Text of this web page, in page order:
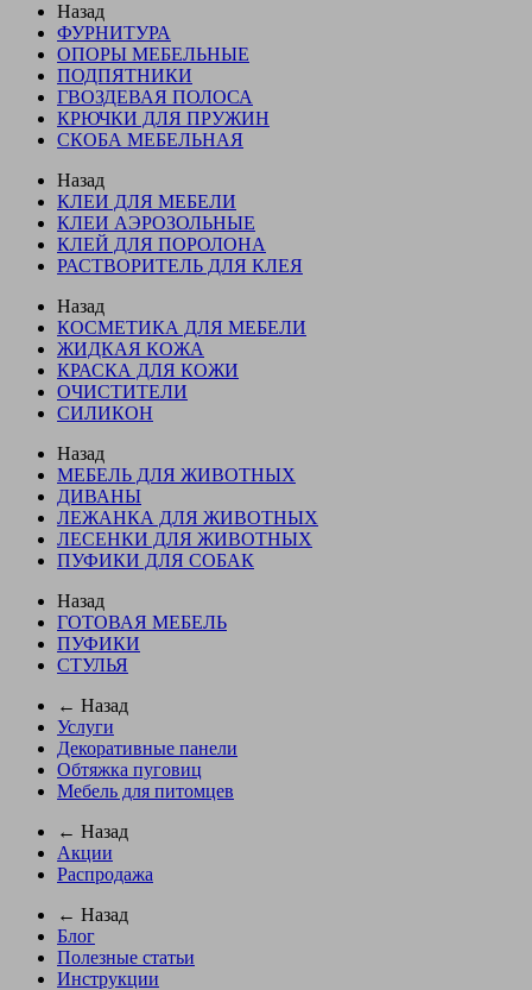
Назад
ФУРНИТУРА
ОПОРЫ МЕБЕЛЬНЫЕ
ПОДПЯТНИКИ
ГВОЗДЕВАЯ ПОЛОСА
КРЮЧКИ ДЛЯ ПРУЖИН
СКОБА МЕБЕЛЬНАЯ
Назад
КЛЕИ ДЛЯ МЕБЕЛИ
КЛЕИ АЭРОЗОЛЬНЫЕ
КЛЕЙ ДЛЯ ПОРОЛОНА
РАСТВОРИТЕЛЬ ДЛЯ КЛЕЯ
Назад
КОСМЕТИКА ДЛЯ МЕБЕЛИ
ЖИДКАЯ КОЖА
КРАСКА ДЛЯ КОЖИ
ОЧИСТИТЕЛИ
СИЛИКОН
Назад
МЕБЕЛЬ ДЛЯ ЖИВОТНЫХ
ДИВАНЫ
ЛЕЖАНКА ДЛЯ ЖИВОТНЫХ
ЛЕСЕНКИ ДЛЯ ЖИВОТНЫХ
ПУФИКИ ДЛЯ СОБАК
Назад
ГОТОВАЯ МЕБЕЛЬ
ПУФИКИ
СТУЛЬЯ
← Назад
Услуги
Декоративные панели
Обтяжка пуговиц
Мебель для питомцев
← Назад
Акции
Распродажа
← Назад
Блог
Полезные статьи
Инструкции